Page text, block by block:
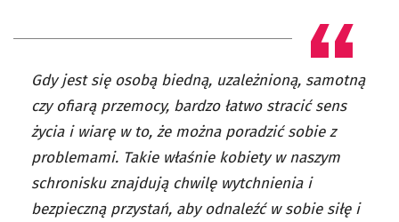
Gdy jest się osobą biedną, uzależnioną, samotną
czy ofiarą przemocy, bardzo łatwo stracić sens
życia i wiarę w to, że można poradzić sobie z
problemami. Takie właśnie kobiety w naszym
schronisku znajdują chwilę wytchnienia i
bezpieczną przystań, aby odnaleźć w sobie siłę i